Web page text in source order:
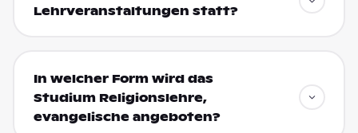
Lehrveranstaltungen statt?
In welcher Form wird das
Studium Religionslehre,
evangelische angeboten?